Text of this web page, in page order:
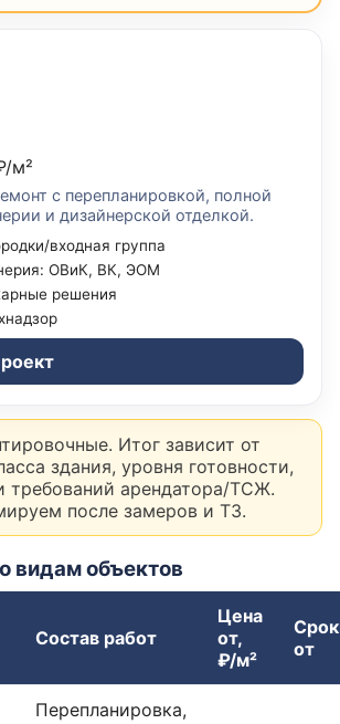
м²
с перепланировкой, полной
и дизайнерской отделкой.
входная группа
ОВиК, ВК, ЭОМ
решения
Итог зависит от
здания, уровня готовности,
требований арендатора/ТСЖ.
после замеров и ТЗ.
видам объектов
Состав работ
Цена
от,
₽/м²
от
Перепланировка,